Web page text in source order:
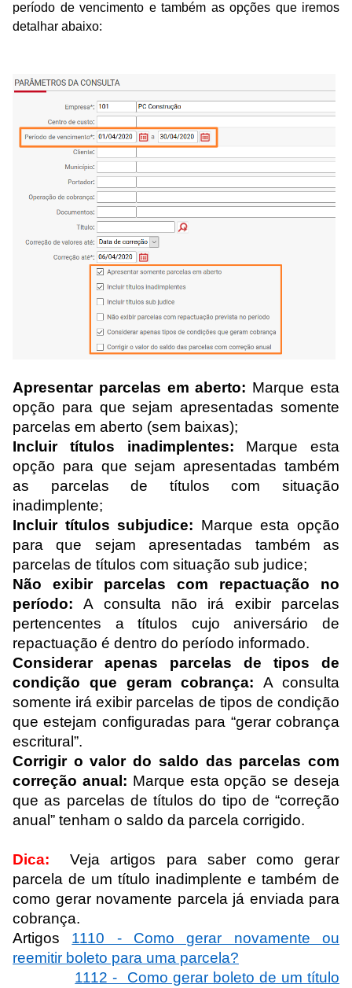
período de vencimento e também as opções que iremos
detalhar abaixo:
Apresentar parcelas em aberto: Marque esta
opção para que sejam apresentadas somente
parcelas em aberto (sem baixas);
Incluir títulos inadimplentes: Marque esta
opção para que sejam apresentadas também
as parcelas de títulos com situação
inadimplente;
Incluir títulossubjudice: Marque esta opção
para que sejam apresentadas também as
parcelas de títulos com situação sub judice;
Não exibir parcelas com repactuação no
período: A consulta não irá exibir parcelas
pertencentes a títulos cujo aniversário de
repactuação é dentro do período informado.
Considerar apenas parcelas de tipos de
condição que geram cobrança:
A consulta
somente irá exibir parcelas de tipos de condição
que estejam configuradas para “gerar cobrança
escritural”.
Corrigir o valor do saldo das parcelas com
correção anual: Marque esta opção se deseja
queas parcelas de títulos do tipo de “correção
anual” tenham o saldo da parcela corrigido.
Dica:
Veja artigos para saber como gerar
parcela de um título inadimplente e também de
como gerar novamente parcela já enviada para
cobrança.
Artigos 1110 - Como gerar novamente ou
reemitir boleto para uma parcela?
1112 - Como gerar boleto de um título